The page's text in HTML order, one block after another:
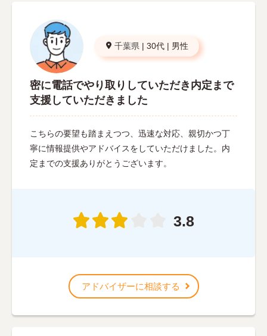
千葉県 | 30代 | 男性
密に電話でやり取りしていただき内定まで
支援していただきました
こちらの要望も踏まえつつ、迅速な対応、親切かつ丁
寧に情報提供やアドバイスをしていただけました。内
定までの支援ありがとうございます。
3.8
アドバイザーに相談する